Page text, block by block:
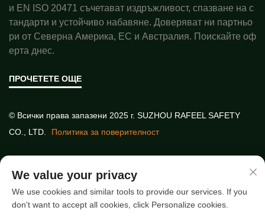
и EN ISO 20471 съчетават издръжливост, спазване на с
тандарти и устойчиво набавяне. Доверяват ни партньо
ри от Северна Америка, ЕС и Австралия. Поискайте оф
ерта днес.
ПРОЧЕТЕТЕ ОЩЕ
© Всички права запазени 2025 г. SUZHOU RAFEEL SAFETY
CO., LTD.
Политика за поверителност
Най-нови статии
We value your privacy
We use cookies and similar tools to provide our services. If you
don't want to accept all cookies, click Personalize cookies.